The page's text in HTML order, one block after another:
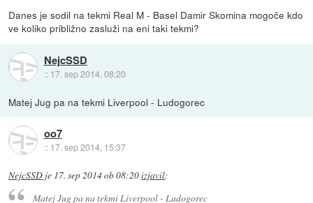
Danes je sodil na tekmi Real M - Basel Damir Skomina mogoče kdo
ve koliko približno zasluži na eni taki tekmi?
NejcSSD
:: 17. sep 2014, 08:20
Matej Jug pa na tekmi Liverpool - Ludogorec
oo7
:: 17. sep 2014, 15:37
NejcSSD je 17. sep 2014 ob 08:20izjavil:
Matej Jug pa na tekmi Liverpool - Ludogorec